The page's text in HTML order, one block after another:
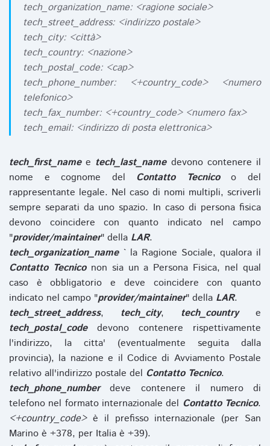
tech_organization_name: <ragione sociale>
tech_street_address: <indirizzo postale>
tech_city: <città>
tech_country: <nazione>
tech_postal_code: <cap>
tech_phone_number: <+country_code> <numero
telefonico>
tech_fax_number: <+country_code> <numero fax>
tech_email: <indirizzo di posta elettronica>
tech_first_namee tech_last_namedevono contenere il
nome e cognome del Contatto Tecnicoo del
rappresentante legale. Nel caso di nomi multipli, scriverli
sempre separati da uno spazio. In caso di persona fisica
devono coincidere con quanto indicato nel campo
"provider/maintainer" della LAR.
tech_organization_name` la Ragione Sociale, qualora il
Contatto Tecniconon sia un a Persona Fisica, nel qual
caso è obbligatorio e deve coincidere con quanto
indicato nel campo "provider/maintainer" della LAR.
tech_street_address, tech_city, tech_countrye
tech_postal_codedevono contenere rispettivamente
l'indirizzo, la citta' (eventualmente seguita dalla
provincia), la nazione e il Codice di Avviamento Postale
relativo all'indirizzo postale del Contatto Tecnico.
tech_phone_numberdeve contenere il numero di
telefono nel formato internazionale del Contatto Tecnico.
<+country_code>è il prefisso internazionale (per San
Marino è +378, per Italia è +39).